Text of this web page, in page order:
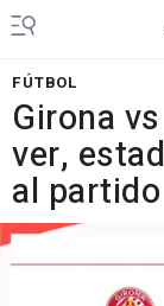
FÚTBOL
Girona
ver,
al partido